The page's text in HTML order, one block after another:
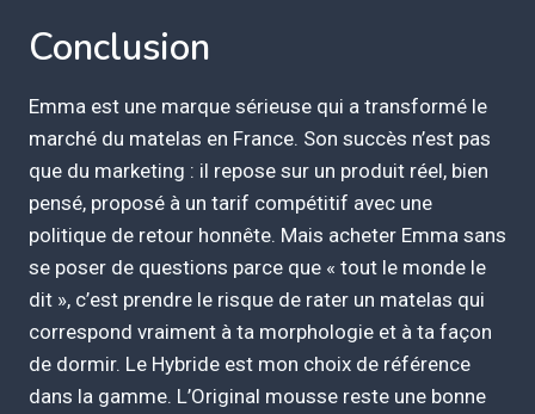
Conclusion
Emma est une marque sérieuse qui a transformé le
marché du matelas en France. Son succès n’est pas
que du marketing : il repose sur un produit réel, bien
pensé, proposé à un tarif compétitif avec une
politique de retour honnête. Mais acheter Emma sans
se poser de questions parce que « tout le monde le
dit », c’est prendre le risque de rater un matelas qui
correspond vraiment à ta morphologie et à ta façon
de dormir. Le Hybride est mon choix de référence
dans la gamme. L’Original mousse reste une bonne